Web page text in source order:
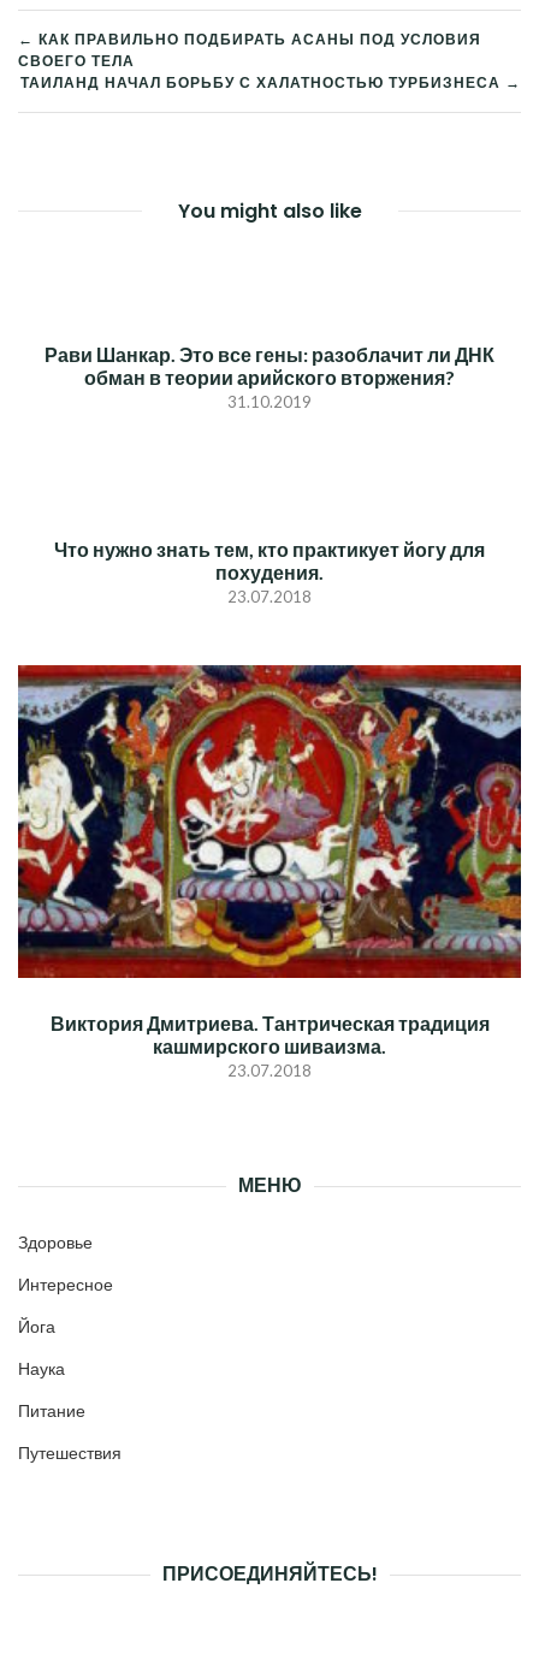
НАВИГАЦИЯ
ПО
← КАК ПРАВИЛЬНО ПОДБИРАТЬ АСАНЫ ПОД УСЛОВИЯ
СВОЕГО ТЕЛА
ТАИЛАНД НАЧАЛ БОРЬБУ С ХАЛАТНОСТЬЮ ТУРБИЗНЕСА →
You might also like
Рави Шанкар. Это все гены: разоблачит ли ДНК
обман в теории арийского вторжения?
31.10.2019
Что нужно знать тем, кто практикует йогу для
похудения.
23.07.2018
Виктория Дмитриева. Тантрическая традиция
кашмирского шиваизма.
23.07.2018
МЕНЮ
Здоровье
Интересное
Йога
Наука
Питание
Путешествия
ПРИСОЕДИНЯЙТЕСЬ!